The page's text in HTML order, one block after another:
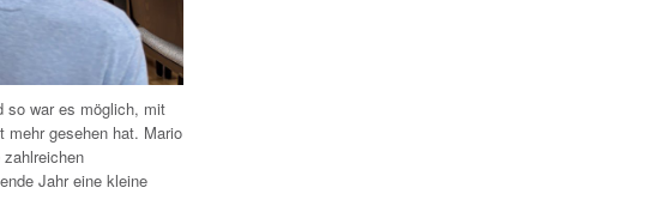
so war es möglich, mit
mehr gesehen hat. Mario
Jahr eine kleine